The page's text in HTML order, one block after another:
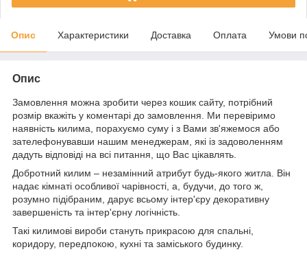
Опис Характеристики Доставка Оплата Умови
Опис
Замовлення можна зробити через кошик сайту, потрібний
розмір вкажіть у коментарі до замовлення. Ми перевіримо
наявність килима, порахуємо суму і з Вами зв'яжемося або
зателефонувавши нашим менеджерам, які із задоволенням
дадуть відповіді на всі питання, що Вас цікавлять.
Добротний килим – незамінний атрибут будь-якого житла. Він
надає кімнаті особливої чарівності, а, будучи, до того ж,
розумно підібраним, дарує всьому інтер'єру декоративну
завершеність та інтер'єрну логічність.
Такі килимові вироби стануть прикрасою для спальні,
коридору, передпокою, кухні та заміського будинку.